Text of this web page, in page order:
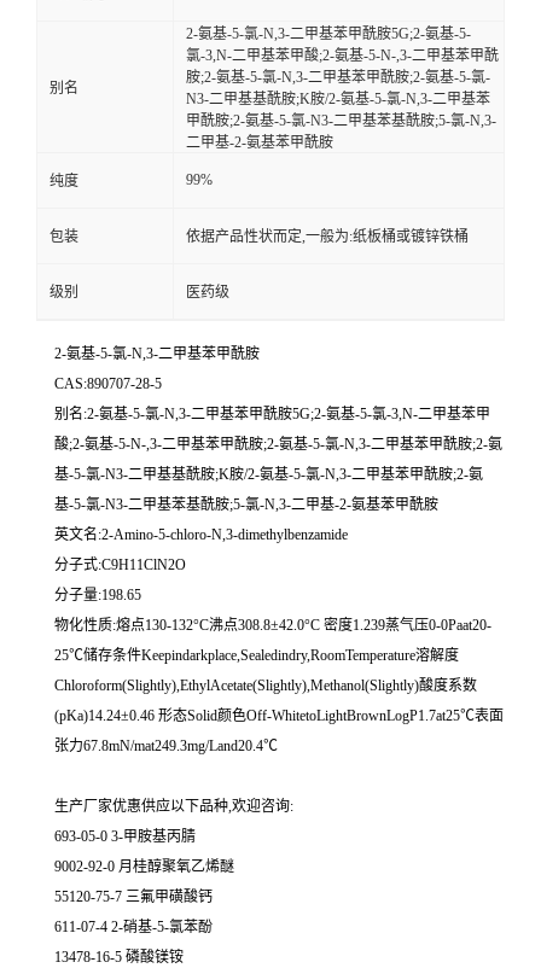
别名
2-氨基-5-氯-N,3-二甲基苯甲酰胺5G;2-氨基-5-
氯-3,N-二甲基苯甲酸;2-氨基-5-N-,3-二甲基苯甲酰
胺;2-氨基-5-氯-N,3-二甲基苯甲酰胺;2-氨基-5-氯-
N3-二甲基基酰胺;K胺/2-氨基-5-氯-N,3-二甲基苯
甲酰胺;2-氨基-5-氯-N3-二甲基苯基酰胺;5-氯-N,3-
二甲基-2-氨基苯甲酰胺
纯度 99%
包装 依据产品性状而定,一般为:纸板桶或镀锌铁桶
级别 医药级
2-氨基-5-氯-N,3-二甲基苯甲酰胺
CAS:890707-28-5
别名:2-氨基-5-氯-N,3-二甲基苯甲酰胺5G;2-氨基-5-氯-3,N-二甲基苯甲
酸;2-氨基-5-N-,3-二甲基苯甲酰胺;2-氨基-5-氯-N,3-二甲基苯甲酰胺;2-氨
基-5-氯-N3-二甲基基酰胺;K胺/2-氨基-5-氯-N,3-二甲基苯甲酰胺;2-氨
基-5-氯-N3-二甲基苯基酰胺;5-氯-N,3-二甲基-2-氨基苯甲酰胺
英文名:2-Amino-5-chloro-N,3-dimethylbenzamide
分子式:C9H11ClN2O
分子量:198.65
物化性质:熔点130-132°C沸点308.8±42.0°C 密度1.239蒸气压0-0Paat20-
25℃储存条件Keepindarkplace,Sealedindry,RoomTemperature溶解度
Chloroform(Slightly),EthylAcetate(Slightly),Methanol(Slightly)酸度系数
(pKa)14.24±0.46 形态Solid颜色Off-WhitetoLightBrownLogP1.7at25℃表面
张力67.8mN/mat249.3mg/Land20.4℃
生产厂家优惠供应以下品种,欢迎咨询:
693-05-0 3-甲胺基丙腈
9002-92-0 月桂醇聚氧乙烯醚
55120-75-7 三氟甲磺酸钙
611-07-4 2-硝基-5-氯苯酚
13478-16-5 磷酸镁铵